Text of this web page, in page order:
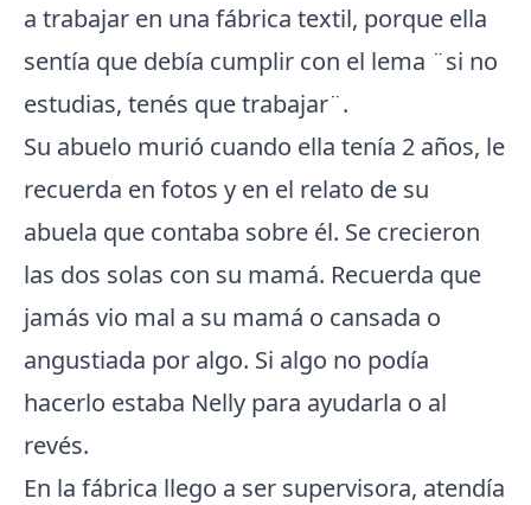
a trabajar en una fábrica textil, porque ella
sentía que debía cumplir con el lema ¨si no
estudias, tenés que trabajar¨.
Su abuelo murió cuando ella tenía 2 años, le
recuerda en fotos y en el relato de su
abuela que contaba sobre él. Se crecieron
las dos solas con su mamá. Recuerda que
jamás vio mal a su mamá o cansada o
angustiada por algo. Si algo no podía
hacerlo estaba Nelly para ayudarla o al
revés.
En la fábrica llego a ser supervisora, atendía